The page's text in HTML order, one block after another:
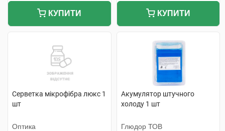
КУПИТИ КУПИТИ
Серветка мікрофібра люкс 1
шт
Оптика
Акумулятор штучного
холоду 1 шт
Глюдор ТОВ